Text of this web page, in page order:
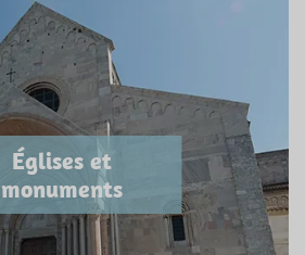
Églises et
monuments